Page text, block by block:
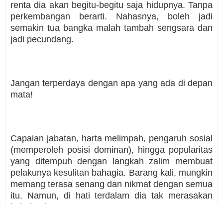
renta dia akan begitu-begitu saja hidupnya. Tanpa
perkembangan berarti. Nahasnya, boleh jadi
semakin tua bangka malah tambah sengsara dan
jadi pecundang.
Jangan terperdaya dengan apa yang ada di depan
mata!
Capaian jabatan, harta melimpah, pengaruh sosial
(memperoleh posisi dominan), hingga popularitas
yang ditempuh dengan langkah zalim membuat
pelakunya kesulitan bahagia. Barang kali, mungkin
memang terasa senang dan nikmat dengan semua
itu. Namun, di hati terdalam dia tak merasakan